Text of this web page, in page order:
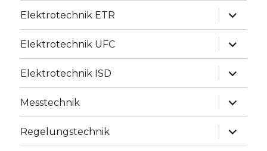
Elektrotechnik ETR
Elektrotechnik UFC
Elektrotechnik ISD
Messtechnik
Regelungstechnik